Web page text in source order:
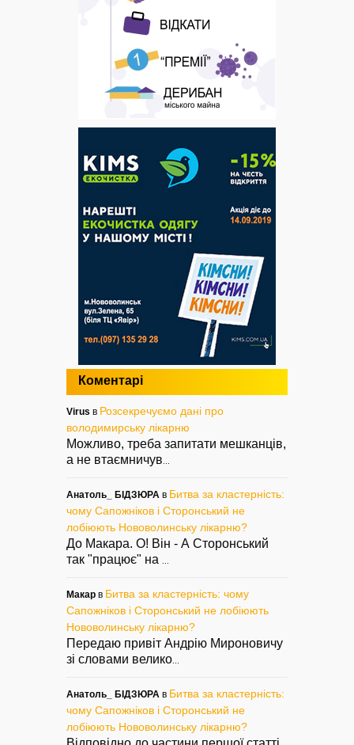
Коментарі
Virus в Розсекречуємо дані про
володимирську лікарню
Можливо, треба запитати мешканців,
а не втаємничув
Анатоль_ БІДЗЮРА в Битва за кластерність:
чому Сапожніков і Сторонський не
лобіюють Нововолинську лікарню?
До Макара. О! Він - А Сторонський
так "працює" на
Макар в Битва за кластерність: чому
Сапожніков і Сторонський не лобіюють
Нововолинську лікарню?
Передаю привіт Андрію Мироновичу
зі словами велико
Анатоль_ БІДЗЮРА в Битва за кластерність:
чому Сапожніков і Сторонський не
лобіюють Нововолинську лікарню?